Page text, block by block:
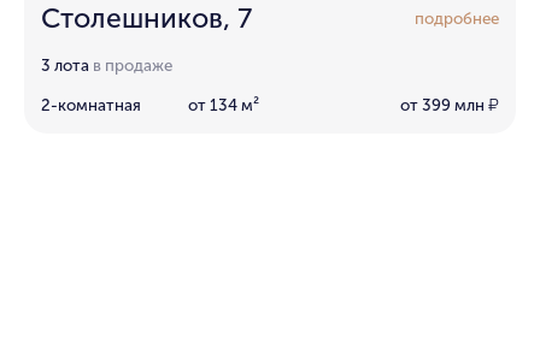
Столешников, 7 подробнее
3 лота в продаже
2-комнатная от 134 м² от 399 млн ₽